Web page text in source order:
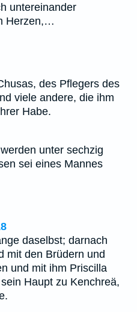
untereinander
Herzen,…
des Pflegers des
viele andere, die ihm
Habe.
unter sechzig
sei eines Mannes
daselbst; darnach
mit den Brüdern und
und mit ihm Priscilla
Haupt zu Kenchreä,